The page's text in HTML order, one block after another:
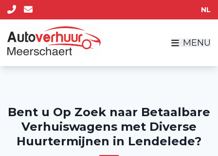
NL
MENU
Bent u Op Zoek naar Betaalbare
Verhuiswagens met Diverse
Huurtermijnen in Lendelede?